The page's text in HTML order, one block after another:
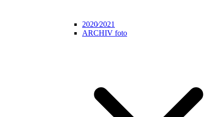
2020⁄2021
ARCHIV foto